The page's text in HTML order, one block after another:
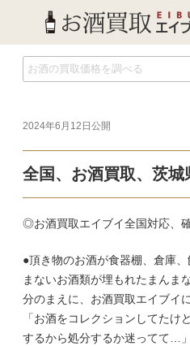
2024年6月12日 公開
全国、お酒買取、茨
◎お酒買取エイブイ全国対応、
●頂き物のお酒が食器棚、倉庫
まないお酒類が埋もれたまんま
分のまえに、お酒買取エイブイ
「お酒をコレクションしてたけ
するから処分するか迷ってて…